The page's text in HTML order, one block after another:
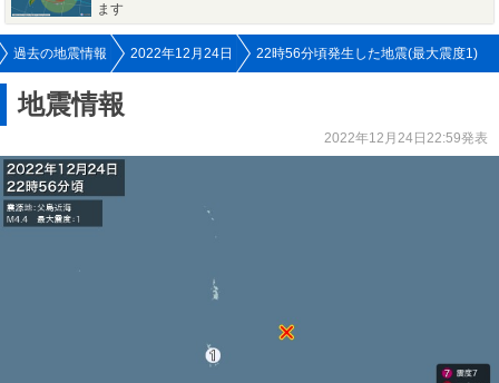
ます
過去の地震情報 2022年12月24日 22時56分頃発生した地震(最大震度1)
地震情報
2022年12月24日22:59発表